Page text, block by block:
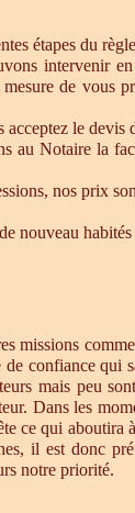
étapes du
intervenir
de vous
le devis
au Notaire la
nos prix
nouveau
missions
confiance qui
mais peu
Dans les
ce qui aboutira
il est donc
notre priorité.